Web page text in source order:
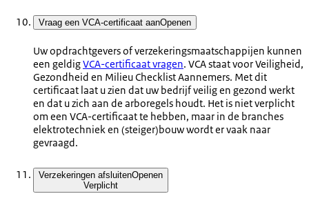
Vraag een VCA-certificaat aanOpenen
Uw opdrachtgevers of verzekeringsmaatschappijen kunnen
een geldigVCA-certificaat vragen. VCA staat voor Veiligheid,
Gezondheid en Milieu Checklist Aannemers. Met dit
certificaat laat u zien dat uw bedrijf veilig en gezond werkt
en dat u zich aan de arboregels houdt. Het is niet verplicht
om een VCA-certificaat te hebben, maar in de branches
elektrotechniek en (steiger)bouw wordt er vaak naar
gevraagd.
Verzekeringen afsluitenOpenen
Verplicht